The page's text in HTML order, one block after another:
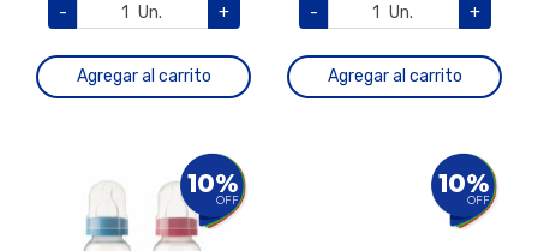
-
Un. +
Agregar al carrito
-
Un. +
Agregar al carrito
10%
OFF
10%
OFF